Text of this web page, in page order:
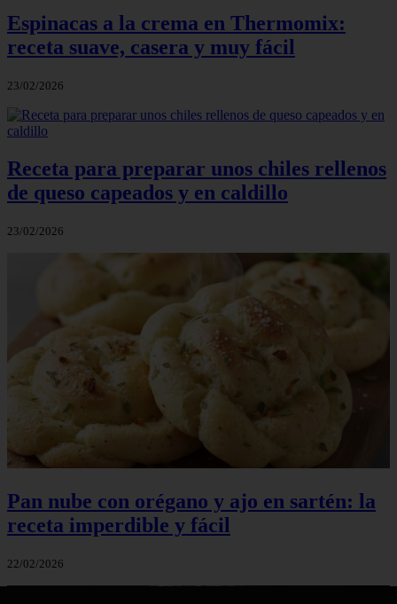
Espinacas a la crema en Thermomix:
receta suave, casera y muy fácil
23/02/2026
Receta para preparar unos chiles rellenos
de queso capeados y en caldillo
23/02/2026
Pan nube con orégano y ajo en sartén: la
receta imperdible y fácil
22/02/2026